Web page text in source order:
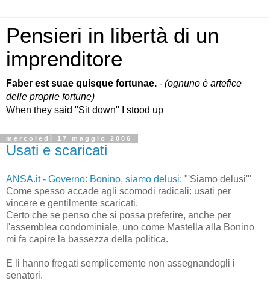
Pensieri in libertà di un
imprenditore
Faber est suae quisque fortunae. - (ognuno è artefice
delle proprie fortune)
When they said "Sit down" I stood up
mercoledì 17 maggio 2006
Usati e scaricati
ANSA.it - Governo: Bonino, siamo delusi: "'Siamo delusi'"
Come spesso accade agli scomodi radicali: usati per
vincere e gentilmente scaricati.
Certo che se penso che si possa preferire, anche per
l'assemblea condominiale, uno come Mastella alla Bonino
mi fa capire la bassezza della politica.
E li hanno fregati semplicemente non assegnandogli i
senatori.